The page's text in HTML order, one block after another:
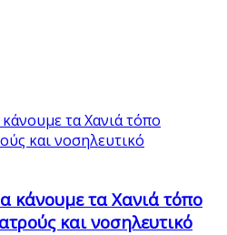
κάνουμε τα Χανιά τόπο
και νοσηλευτικό